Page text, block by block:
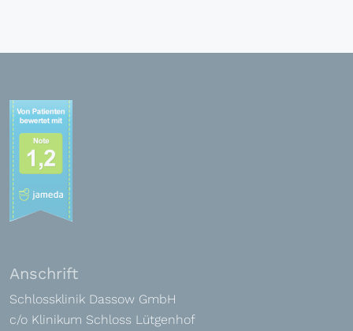
Anschrift
Schlossklinik Dassow GmbH
c/o Klinikum Schloss Lütgenhof